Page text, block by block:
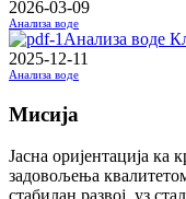
2026-03-09
Анализа воде
Анализа воде
2025-12-11
Анализа воде
Мисија
Јасна оријентација ка
задовољења